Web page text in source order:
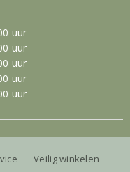
uur
uur
uur
uur
uur
Veilig winkelen